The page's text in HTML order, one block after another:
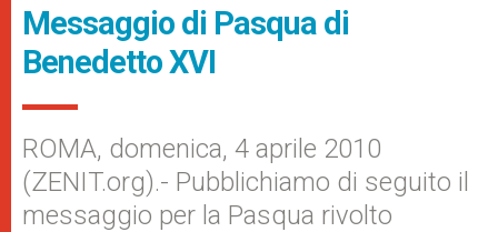
Messaggio di Pasqua di
Benedetto XVI
ROMA, domenica, 4 aprile 2010
(ZENIT.org).- Pubblichiamo di seguito il
messaggio per la Pasqua rivolto